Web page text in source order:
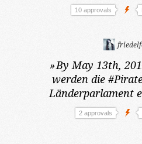
10 approvals
»By May 13th,
werden die
Länderparlament
2 approvals